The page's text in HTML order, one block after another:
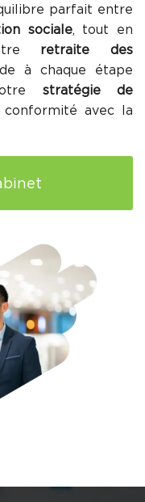
parfait entre
sociale, tout en
retraite des
à chaque étape
stratégie de
avec la